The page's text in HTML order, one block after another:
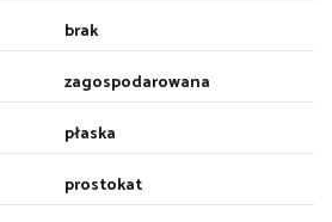
brak
zagospodarowana
płaska
prostokat